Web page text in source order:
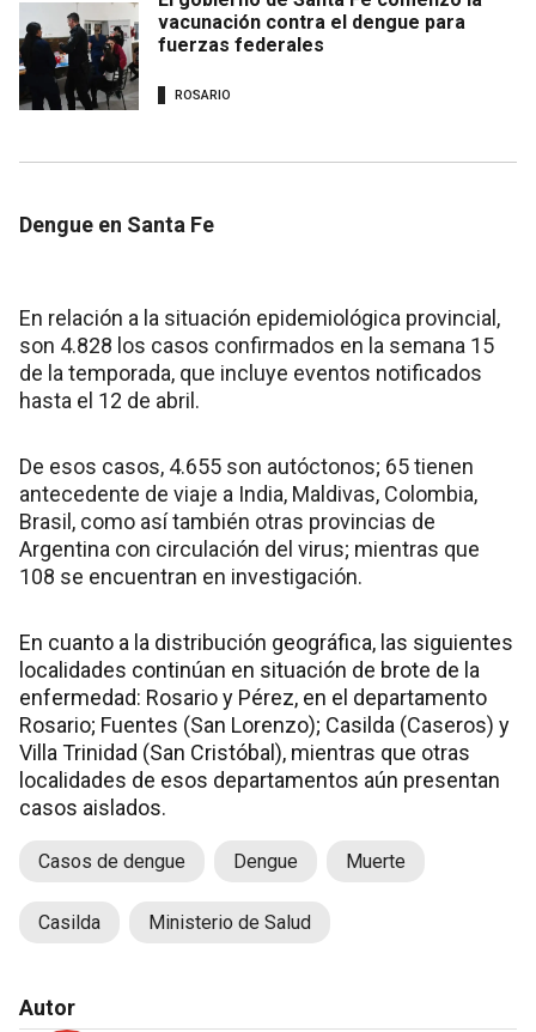
vacunación contra el dengue para
fuerzas federales
ROSARIO
Dengue en Santa Fe
En relación a la situación epidemiológica provincial,
son 4.828 los casos confirmados en la semana 15
de la temporada, que incluye eventos notificados
hasta el 12 de abril.
De esos casos, 4.655 son autóctonos; 65 tienen
antecedente de viaje a India, Maldivas, Colombia,
Brasil, como así también otras provincias de
Argentina con circulación del virus; mientras que
108 se encuentran en investigación.
En cuanto a la distribución geográfica, las siguientes
localidades continúan en situación de brote de la
enfermedad: Rosario y Pérez, en el departamento
Rosario; Fuentes (San Lorenzo); Casilda (Caseros) y
Villa Trinidad (San Cristóbal), mientras que otras
localidades de esos departamentos aún presentan
casos aislados.
Casos de dengue Dengue Muerte
Casilda Ministerio de Salud
Autor